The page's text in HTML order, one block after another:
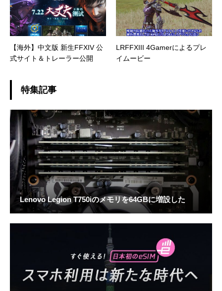
【海外】中文版 新生FFXIV 公
式サイト＆トレーラー公開
LRFFXIII 4Gamerによるプレ
イムービー
特集記事
Lenovo Legion T750iのメモリを64GBに増設した